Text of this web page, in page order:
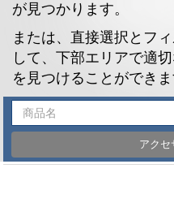
が見つかります。
または、直接選択とフ
して、下部エリアで適
を見つけることができま
アクセ